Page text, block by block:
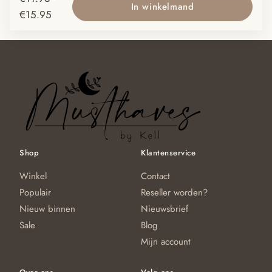
variaties.
Deze
optie
op
de
productpagina
€15.95 Prijsklasse:
In winkelmand
Shop
Winkel
Populair
Nieuw binnen
Sale
Klantenservice
Contact
Reseller worden?
Nieuwsbrief
Blog
Mijn account